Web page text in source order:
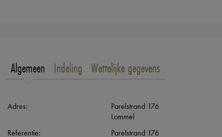
Algemeen Indeling Wettelijke gegevens
Adres:
Parelstrand 176
Lommel
Referentie:
Parelstrand 176